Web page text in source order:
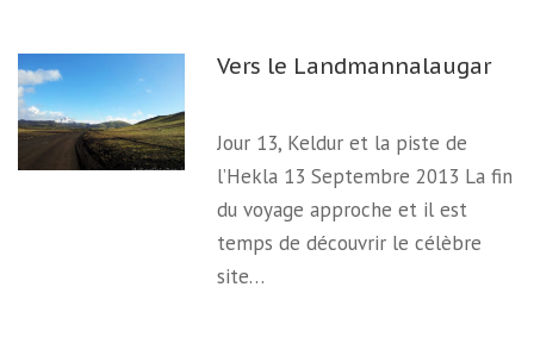
Vers le Landmannalaugar
Jour 13, Keldur et la piste de
l’Hekla 13 Septembre 2013 La fin
du voyage approche et il est
temps de découvrir le célèbre
site…